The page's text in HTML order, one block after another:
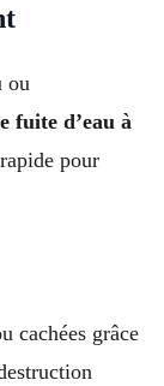
ou
fuite d’eau à
pour
cachées grâce